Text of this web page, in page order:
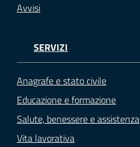
Avvisi
SERVIZI
Anagrafe e stato civile
Educazione e formazione
Salute, benessere e assistenza
Vita lavorativa